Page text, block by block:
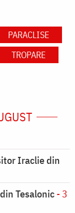
PARACLISE
TROPARE
Iraclie din
Tesalonic- 3